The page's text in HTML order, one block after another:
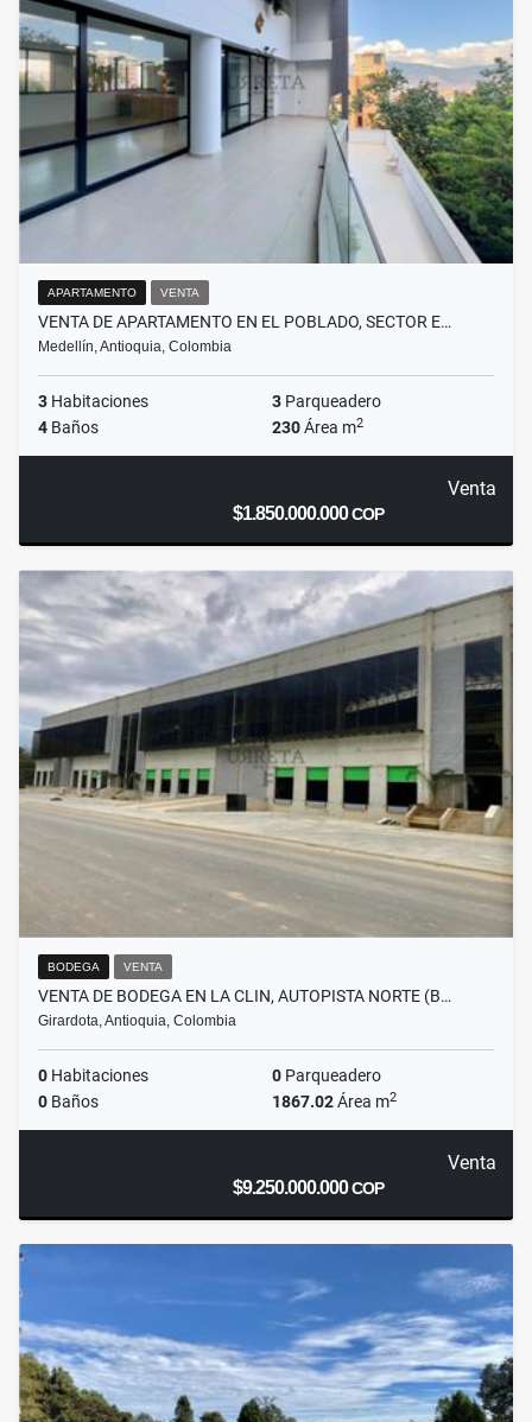
APARTAMENTO VENTA
VENTA DE APARTAMENTO EN EL POBLADO, SECTOR E…
Medellín, Antioquia, Colombia
3 Habitaciones 3 Parqueadero
4 Baños 230Área m2
Venta
$1.850.000.000COP
BODEGA VENTA
VENTA DE BODEGA EN LA CLIN, AUTOPISTA NORTE (B…
Girardota, Antioquia, Colombia
0 Habitaciones 0 Parqueadero
0 Baños 1867.02Área m2
Venta
$9.250.000.000COP